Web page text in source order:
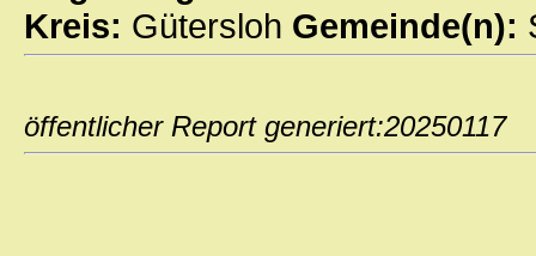
Kreis: Gütersloh Gemeinde(n):
öffentlicher Report